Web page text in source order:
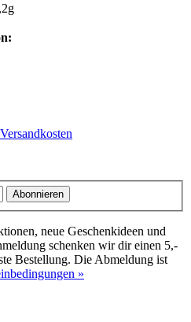
Versandkosten
Abonnieren
neue Geschenkideen und
schenken wir dir einen 5,-
Bestellung. Die Abmeldung ist
»